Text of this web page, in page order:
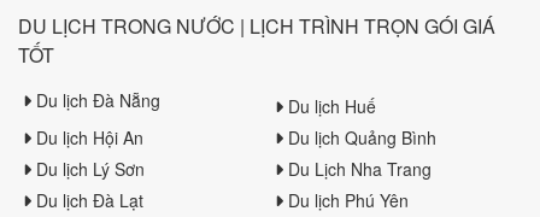
DU LỊCH TRONG NƯỚC | LỊCH TRÌNH TRỌN GÓI GIÁ
TỐT
Du lịch Đà Nẵng
Du lịch Huế
Du lịch Hội An
Du lịch Quảng Bình
Du lịch Lý Sơn
Du Lịch Nha Trang
Du lịch Đà Lạt
Du lịch Phú Yên